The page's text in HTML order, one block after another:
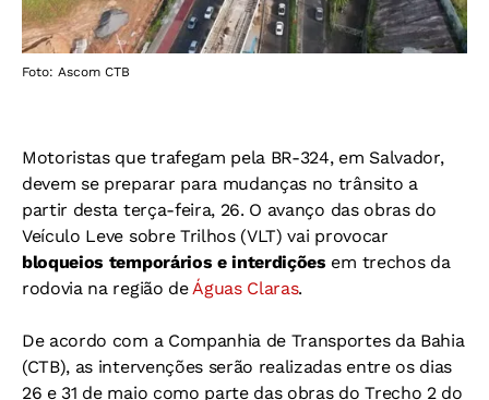
Foto: Ascom CTB
Motoristas que trafegam pela BR-324, em Salvador,
devem se preparar para mudanças no trânsito a
partir desta terça-feira, 26. O avanço das obras do
Veículo Leve sobre Trilhos (VLT) vai provocar
bloqueios temporários e interdições em trechos da
rodovia na região de Águas Claras.
De acordo com a Companhia de Transportes da Bahia
(CTB), as intervenções serão realizadas entre os dias
26 e 31 de maio como parte das obras do Trecho 2 do